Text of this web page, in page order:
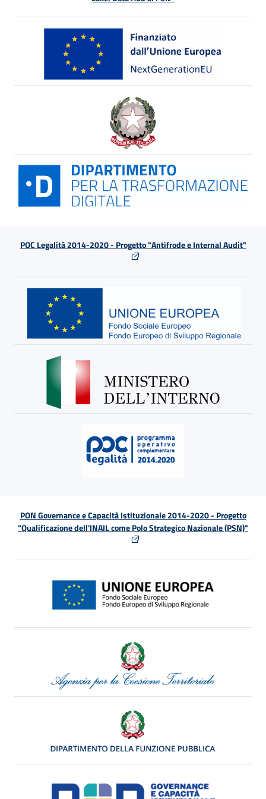
POC Legalità 2014-2020 - Progetto "Antifrode e Internal Audit"
PON Governance e Capacità Istituzionale 2014-2020 - Progetto
"Qualificazione dell'INAIL come Polo Strategico Nazionale (PSN)"